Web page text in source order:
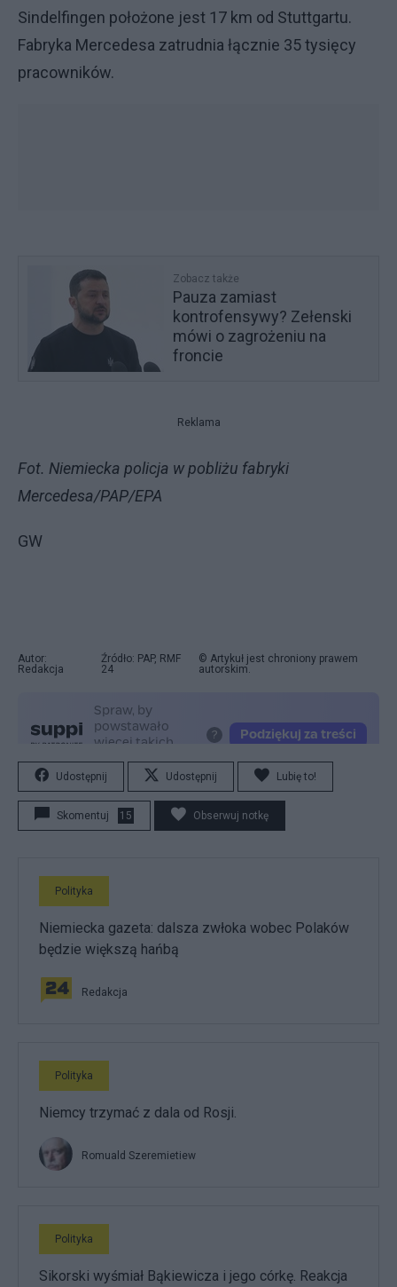
Sindelfingen położone jest 17 km od Stuttgartu.
Fabryka Mercedesa zatrudnia łącznie 35 tysięcy
pracowników.
Zobacz także
Pauza zamiast
kontrofensywy? Zełenski
mówi o zagrożeniu na
froncie
Reklama
Fot. Niemiecka policja w pobliżu fabryki
Mercedesa/PAP/EPA
GW
Autor:
Redakcja
Źródło: PAP, RMF
24
© Artykuł jest chroniony prawem
autorskim.
Udostępnij Udostępnij Lubię to!
Skomentuj 15 Obserwuj notkę
Polityka
Niemiecka gazeta: dalsza zwłoka wobec Polaków
będzie większą hańbą
Redakcja
Polityka
Niemcy trzymać z dala od Rosji.
Romuald Szeremietiew
Polityka
Sikorski wyśmiał Bąkiewicza i jego córkę. Reakcja